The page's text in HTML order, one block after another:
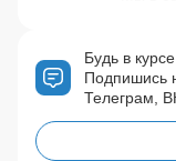
Будь в
Подпишись
Телеграм,